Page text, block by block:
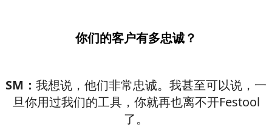
你们的客户有多忠诚？
SM： 我想说，他们非常忠诚。我甚至可以说，一
旦你用过我们的工具，你就再也离不开Festool
了。